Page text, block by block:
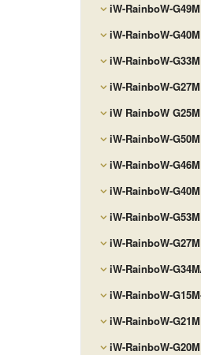
iW-RainboW-G49M
iW-RainboW-G40M
iW-RainboW-G33M
iW-RainboW-G27M
iW RainboW G25M
iW-RainboW-G50M
iW-RainboW-G46M
iW-RainboW-G40M
iW-RainboW-G53M
iW-RainboW-G27M
iW-RainboW-
iW-RainboW-
iW-RainboW-G21M
iW-RainboW-G20M